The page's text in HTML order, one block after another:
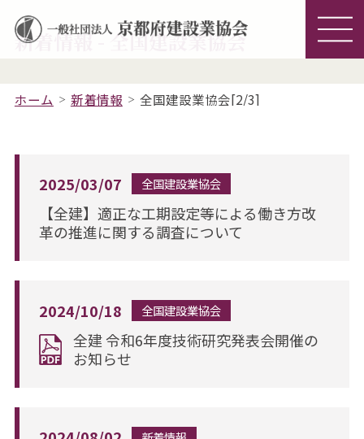
新着情報 - 全国建設業協会
ホーム 新着情報 全国建設業協会[2/3]
2025/03/07 全国建設業協会
【全建】適正な工期設定等による働き方改
革の推進に関する調査について
2024/10/18 全国建設業協会
全建 令和6年度技術研究発表会開催の
お知らせ